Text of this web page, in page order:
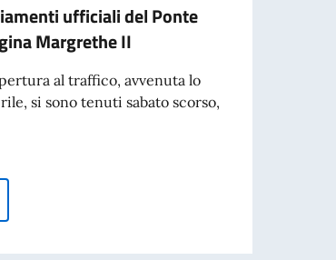
ufficiali del Ponte
Margrethe II
al traffico, avvenuta lo
si sono tenuti sabato scorso,
ufficiali del Ponte della Regina Margrethe II